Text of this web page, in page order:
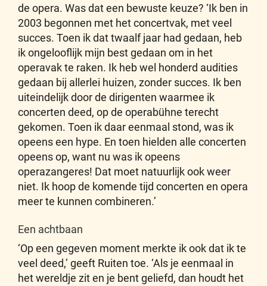
de opera. Was dat een bewuste keuze? ‘Ik ben in
2003 begonnen met het concertvak, met veel
succes. Toen ik dat twaalf jaar had gedaan, heb
ik ongelooflijk mijn best gedaan om in het
operavak te raken. Ik heb wel honderd audities
gedaan bij allerlei huizen, zonder succes. Ik ben
uiteindelijk door de dirigenten waarmee ik
concerten deed, op de operabühne terecht
gekomen. Toen ik daar eenmaal stond, was ik
opeens een hype. En toen hielden alle concerten
opeens op, want nu was ik opeens
operazangeres! Dat moet natuurlijk ook weer
niet. Ik hoop de komende tijd concerten en opera
meer te kunnen combineren.’
Een achtbaan
‘Op een gegeven moment merkte ik ook dat ik te
veel deed,’ geeft Ruiten toe. ‘Als je eenmaal in
het wereldje zit en je bent geliefd, dan houdt het